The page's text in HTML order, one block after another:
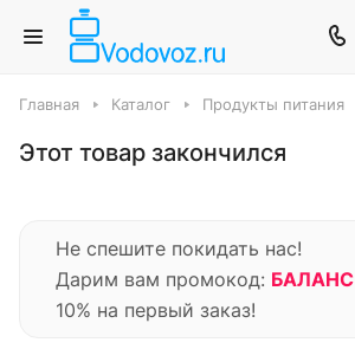
Главная Каталог Продукты питания
Этот товар закончился
Не спешите покидать нас!
Дарим вам промокод: БАЛАНС
10% на первый заказ!